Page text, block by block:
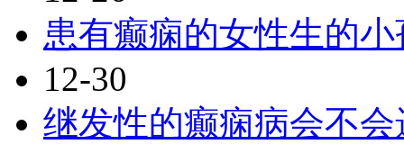
患有癫痫的女性生的
12-30
继发性的癫痫病会不会